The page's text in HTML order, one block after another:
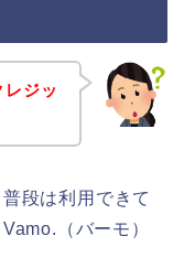
ジッ
段は利用できて
（バーモ）